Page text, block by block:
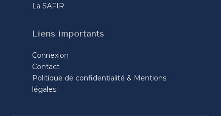
La SAFIR
Liens importants
Connexion
Contact
Politique de confidentialité & Mentions
légales